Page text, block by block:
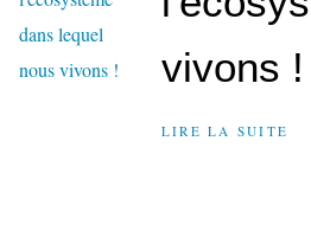
vivons !
LIRE LA SUITE